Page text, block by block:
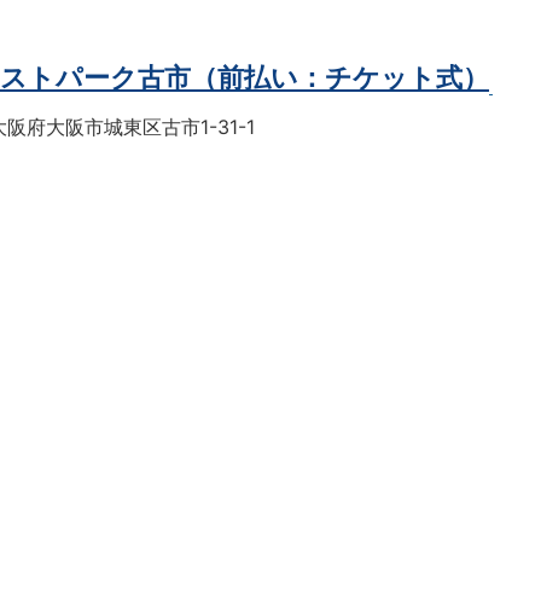
トパーク古市（前払い：チケット式）
阪府大阪市城東区古市1-31-1